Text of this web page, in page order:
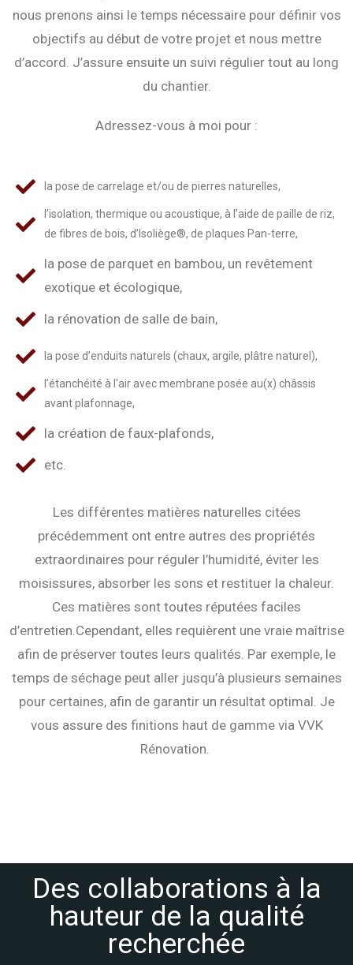
nous prenons ainsi le temps nécessaire pour définir vos
objectifs au début de votre projet et nous mettre
d’accord. J’assure ensuite un suivi régulier tout au long
du chantier.
Adressez-vous à moi pour :
la pose de carrelage et/ou de pierres naturelles,
l’isolation, thermique ou acoustique, à l’aide de paille de riz,
de fibres de bois, d’Isoliège®, de plaques Pan-terre,
la pose de parquet en bambou, un revêtement
exotique et écologique,
la rénovation de salle de bain,
la pose d’enduits naturels (chaux, argile, plâtre naturel),
l’étanchéité à l'air avec membrane posée au(x) châssis
avant plafonnage,
la création de faux-plafonds,
etc.
Les différentes matières naturelles citées
précédemment ont entre autres des propriétés
extraordinaires pour réguler l’humidité, éviter les
moisissures, absorber les sons et restituer la chaleur.
Ces matières sont toutes réputées faciles
d’entretien.Cependant, elles requièrent une vraie maîtrise
afin de préserver toutes leurs qualités. Par exemple, le
temps de séchage peut aller jusqu’à plusieurs semaines
pour certaines, afin de garantir un résultat optimal. Je
vous assure des finitions haut de gamme via VVK
Rénovation.
Des collaborations à la
hauteur de la qualité
recherchée